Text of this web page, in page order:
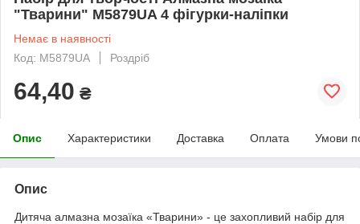
"Тварини" M5879UA 4 фігурки-наліпки
Немає в наявності
Код: M5879UA
Роздріб
64,40 ₴
Опис Характеристики Доставка Оплата Умови
Опис
Дитяча алмазна мозаїка «Тварини» - це захопливий набір для